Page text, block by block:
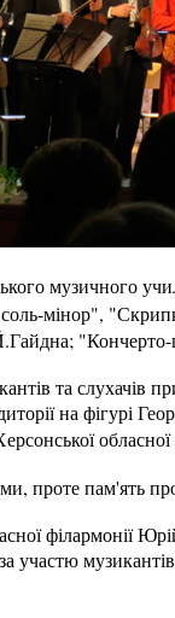
музичного
мінор",
та слухачів
на фігурі
обласної
проте пам'ять
філармонії
участю